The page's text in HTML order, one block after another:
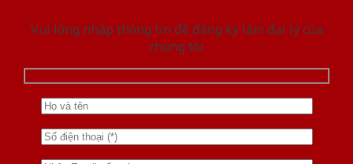
Vui lòng nhập thông tin để đăng ký làm đại lý của
chúng tôi